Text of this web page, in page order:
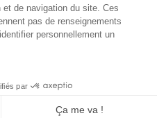
261-0058
4A7
©
Création de site web